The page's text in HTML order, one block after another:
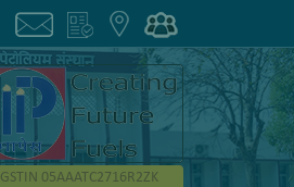
GSTIN 05AAATC2716R2ZK